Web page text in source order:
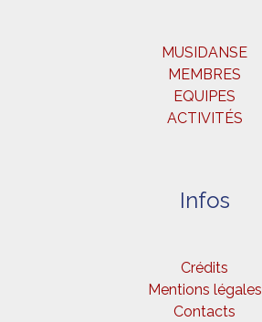
MUSIDANSE
MEMBRES
EQUIPES
ACTIVITÉS
Infos
Crédits
Mentions légales
Contacts